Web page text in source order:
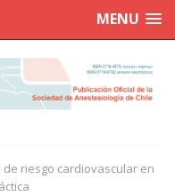
MENU
de riesgo cardiovascular en